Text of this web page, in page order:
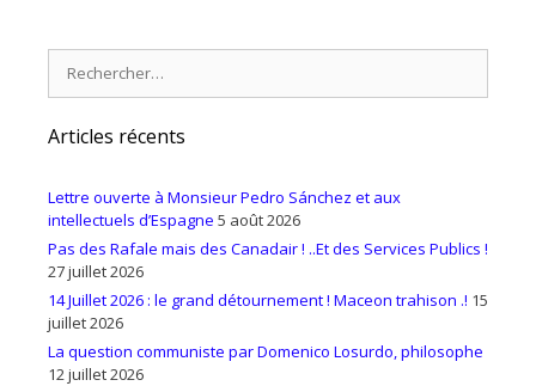
Articles récents
Lettre ouverte à Monsieur Pedro Sánchez et aux
intellectuels d’Espagne 5 août 2026
Pas des Rafale mais des Canadair ! ..Et des Services Publics !
27 juillet 2026
14 Juillet 2026 : le grand détournement ! Maceon trahison .! 15
juillet 2026
La question communiste par Domenico Losurdo, philosophe
12 juillet 2026